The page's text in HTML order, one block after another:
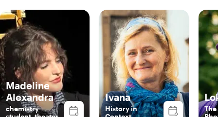
Madeline
Alexandra
chemistry
Ivana
History in